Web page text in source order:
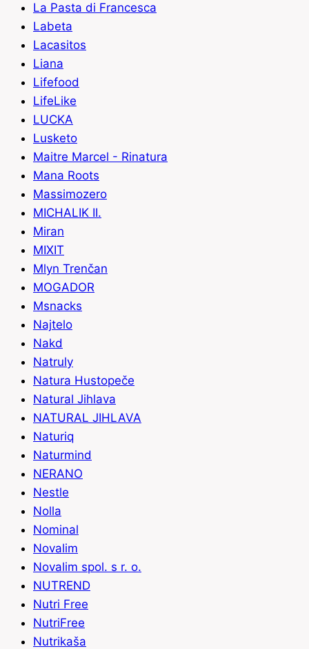
La Pasta di Francesca
Labeta
Lacasitos
Liana
Lifefood
LifeLike
LUCKA
Lusketo
Maitre Marcel - Rinatura
Mana Roots
Massimozero
MICHALIK II.
Miran
MIXIT
Mlyn Trenčan
MOGADOR
Msnacks
Najtelo
Nakd
Natruly
Natura Hustopeče
Natural Jihlava
NATURAL JIHLAVA
Naturiq
Naturmind
NERANO
Nestle
Nolla
Nominal
Novalim
Novalim spol. s r. o.
NUTREND
Nutri Free
NutriFree
Nutrikaša